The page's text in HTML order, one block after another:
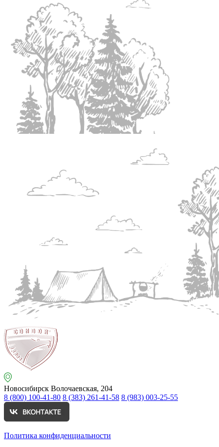
Новосибирск Волочаевская, 204
8 (800) 100-41-80 8 (383) 261-41-58 8 (983) 003-25-55
Политика конфиденциальности